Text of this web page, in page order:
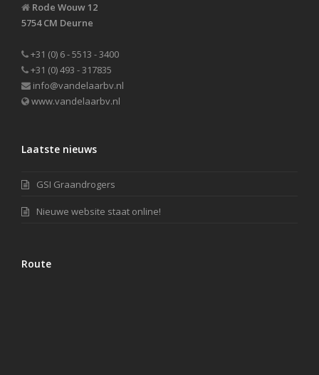
Rode Wouw 12
5754 CM Deurne
+31 (0) 6 - 5513 - 3400
+31 (0) 493 - 317835
info@vandelaarbv.nl
www.vandelaarbv.nl
Laatste nieuws
GSI Graandrogers
Nieuwe website staat online!
Route